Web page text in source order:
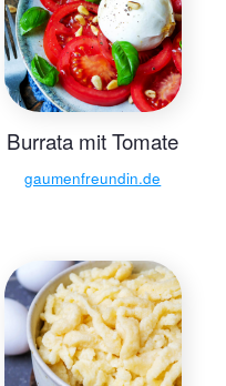
Burrata mit Tomate
gaumenfreundin.de